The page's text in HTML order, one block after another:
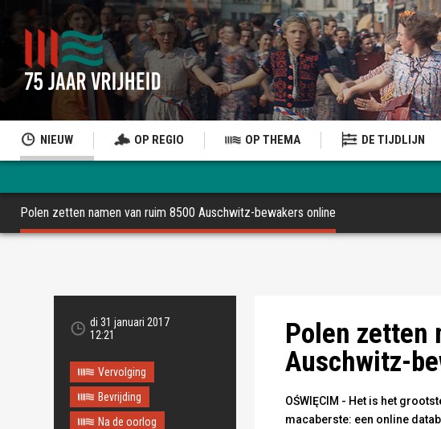
NIEUW OP REGIO OP THEMA DE TIJDLIJN
Polen zetten namen van ruim 8500 Auschwitz-bewakers online
di 31 januari 2017
12:21
Vervolging
Bevrijding
Na de oorlog
Polen zetten
Auschwitz-
OŚWIĘCIM - Het is het
macaberste: een online